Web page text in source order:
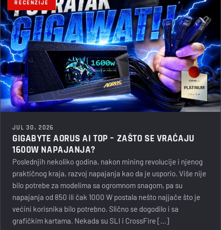
RECENZIJE
JUL 30, 2026
GIGABYTE AORUS AI TOP – ZAŠTO SE VRAĆAJU
1600W NAPAJANJA?
Poslednjih nekoliko godina, nakon mining revolucije i njenog
praktičnog kraja, razvoj napajanja kao da je usporio. Više nije
bilo potrebe za modelima sa ogromnom snagom, pa su
napajanja od 850 ili čak 1000 W postala nešto najjače što je
većini korisnika bilo potrebno. Slično se dogodilo i sa
grafičkim kartama. Nekada su SLI i CrossFire […]